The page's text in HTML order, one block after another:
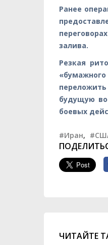
Ранее
залива.
Резкая
будущую
боевых
#Иран,
ЧИТАЙТЕ